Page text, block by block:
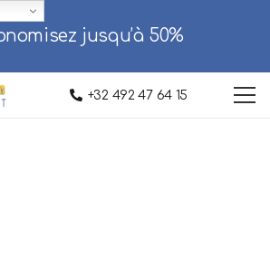
jusqu’à 50%‎
+32 492 47 64 15